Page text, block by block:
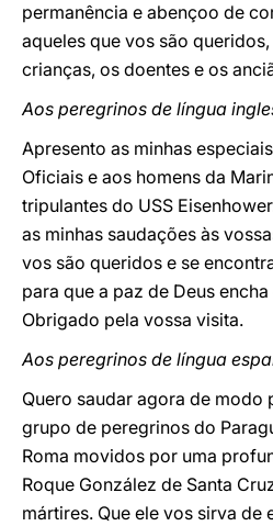
permanência e abençoo de
aqueles que vos são
crianças, os doentes e os
Aos peregrinos de língua
Apresento as minhas
Oficiais e aos homens da
tripulantes do USS
as minhas saudações às
vos são queridos e se
para que a paz de Deus
Obrigado pela vossa visita.
Aos peregrinos de língua
Quero saudar agora de modo
grupo de peregrinos do
Roma movidos por uma
Roque González de Santa
mártires. Que ele vos sirva de